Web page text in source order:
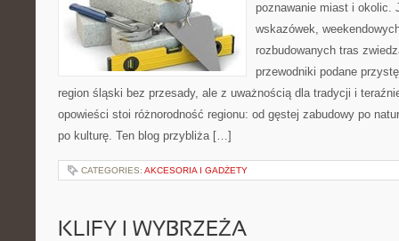
poznawanie miast i okolic.
wskazówek,
rozbudowanych tras
przewodniki podane
region śląski bez przesady, ale z uważnością dla tradycji i
opowieści stoi różnorodność regionu: od gęstej zabudowy po
po kulturę. Ten blog przybliża […]
CATEGORIES: AKCESORIA I GADŻETY
KLIFY I WYBRZEŻA